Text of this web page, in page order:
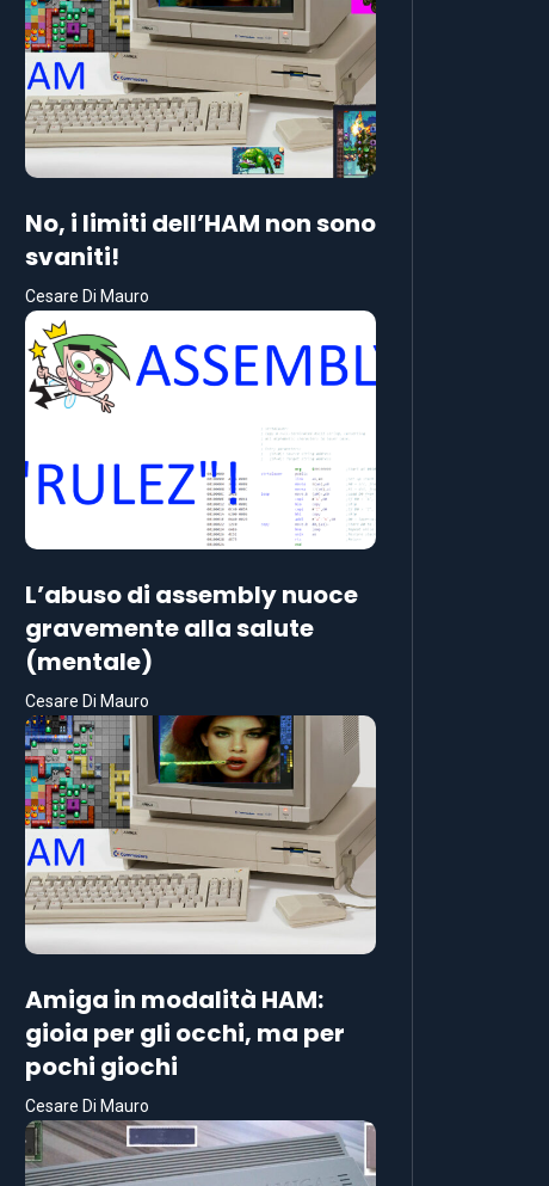
No, i limiti dell’HAM non sono
svaniti!
Cesare Di Mauro
L’abuso di assembly nuoce
gravemente alla salute
(mentale)
Cesare Di Mauro
Amiga in modalità HAM:
gioia per gli occhi, ma per
pochi giochi
Cesare Di Mauro